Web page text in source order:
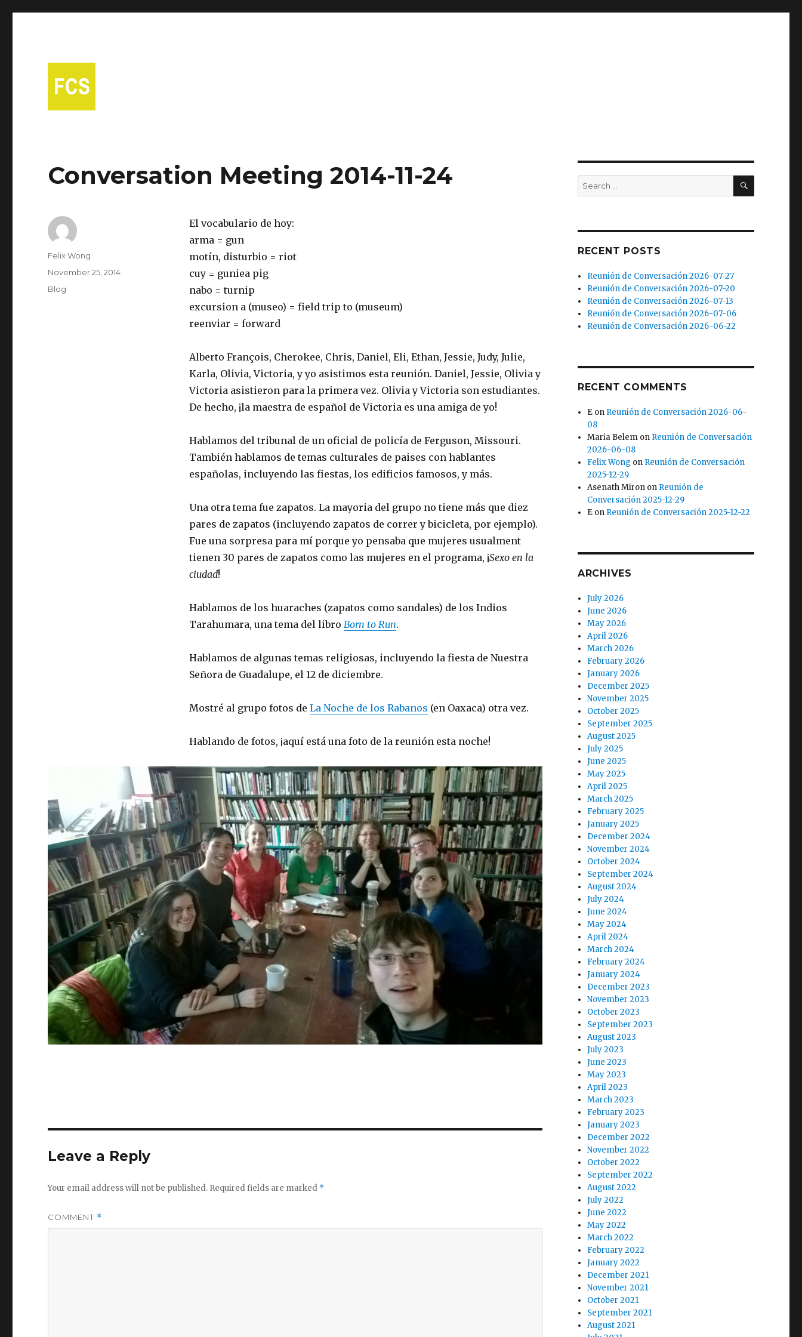
Conversation Meeting 2014-11-24
El vocabulario de hoy:
arma = gun
motín, disturbio = riot
cuy = guniea pig
nabo = turnip
excursion a (museo) = field trip to (museum)
reenviar = forward
Alberto François, Cherokee, Chris, Daniel, Eli, Ethan, Jessie, Judy, Julie,
Karla, Olivia, Victoria, y yo asistimos esta reunión. Daniel, Jessie, Olivia y
Victoria asistieron para la primera vez. Olivia y Victoria son estudiantes.
De hecho, ¡la maestra de español de Victoria es una amiga de yo!
Hablamos del tribunal de un oficial de policía de Ferguson, Missouri.
También hablamos de temas culturales de paises con hablantes
españolas, incluyendo las fiestas, los edificios famosos, y más.
Una otra tema fue zapatos. La mayoria del grupo no tiene más que diez
pares de zapatos (incluyendo zapatos de correr y bicicleta, por ejemplo).
Fue una sorpresa para mí porque yo pensaba que mujeres usualment
tienen 30 pares de zapatos como las mujeres en el programa, ¡Sexo en la
ciudad!
Hablamos de los huaraches (zapatos como sandales) de los Indios
Tarahumara, una tema del libro Born to Run.
Hablamos de algunas temas religiosas, incluyendo la fiesta de Nuestra
Señora de Guadalupe, el 12 de diciembre.
Mostré al grupo fotos de La Noche de los Rabanos (en Oaxaca) otra vez.
Hablando de fotos, ¡aquí está una foto de la reunión esta noche!
Author
Felix Wong
Posted
on
November 25, 2014
Categories
Blog
Leave a Reply
Your email address will not be published. Required fields are marked *
COMMENT *
Search
for:
SEARCH
RECENT POSTS
Reunión de Conversación 2026-07-27
Reunión de Conversación 2026-07-20
Reunión de Conversación 2026-07-13
Reunión de Conversación 2026-07-06
Reunión de Conversación 2026-06-22
RECENT COMMENTS
E on Reunión de Conversación 2026-06-
08
Maria Belem on Reunión de Conversación
2026-06-08
Felix Wong on Reunión de Conversación
2025-12-29
Asenath Miron on Reunión de
Conversación 2025-12-29
E on Reunión de Conversación 2025-12-22
ARCHIVES
July 2026
June 2026
May 2026
April 2026
March 2026
February 2026
January 2026
December 2025
November 2025
October 2025
September 2025
August 2025
July 2025
June 2025
May 2025
April 2025
March 2025
February 2025
January 2025
December 2024
November 2024
October 2024
September 2024
August 2024
July 2024
June 2024
May 2024
April 2024
March 2024
February 2024
January 2024
December 2023
November 2023
October 2023
September 2023
August 2023
July 2023
June 2023
May 2023
April 2023
March 2023
February 2023
January 2023
December 2022
November 2022
October 2022
September 2022
August 2022
July 2022
June 2022
May 2022
March 2022
February 2022
January 2022
December 2021
November 2021
October 2021
September 2021
August 2021